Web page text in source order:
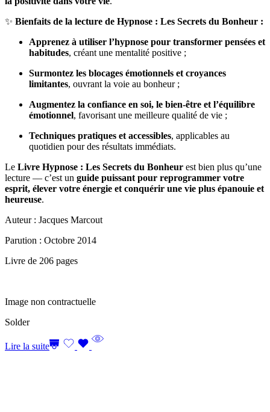
✨ Bienfaits de la lecture de Hypnose : Les Secrets du Bonheur :
Apprenez à utiliser l’hypnose pour transformer pensées et
habitudes, créant une mentalité positive ;
Surmontez les blocages émotionnels et croyances
limitantes, ouvrant la voie au bonheur ;
Augmentez la confiance en soi, le bien-être et l’équilibre
émotionnel, favorisant une meilleure qualité de vie ;
Techniques pratiques et accessibles, applicables au
quotidien pour des résultats immédiats.
Le Livre Hypnose : Les Secrets du Bonheur est bien plus qu’une
lecture — c’est un guide puissant pour reprogrammer votre
esprit, élever votre énergie et conquérir une vie plus épanouie et
heureuse.
Auteur : Jacques Marcout
Parution : Octobre 2014
Livre de 206 pages
Image non contractuelle
Solder
Lire la suite